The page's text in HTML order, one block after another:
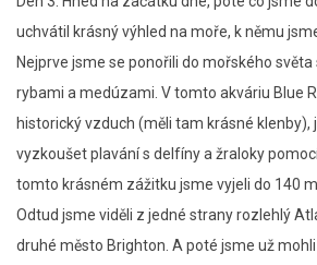
uchvátil krásný výhled na moře, k němu
Nejprve jsme se ponořili do mořského
rybami a medúzami. V tomto akváriu Blue
historický vzduch (měli tam krásné klenby),
vyzkoušet plavání s delfíny a žraloky
tomto krásném zážitku jsme vyjeli do 140
Odtud jsme viděli z jedné strany rozlehlý
druhé město Brighton. A poté jsme už